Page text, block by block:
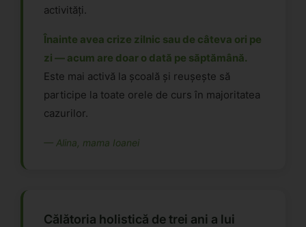
activități.
Înainte avea crize zilnic sau de câteva ori pe
zi — acum are doar o dată pe săptămână.
Este mai activă la școală și reușește să
participe la toate orele de curs în majoritatea
cazurilor.
— Alina, mama Ioanei
Călătoria holistică de trei ani a lui